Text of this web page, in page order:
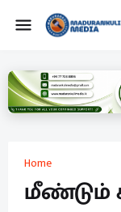
Home
மீண்டும்